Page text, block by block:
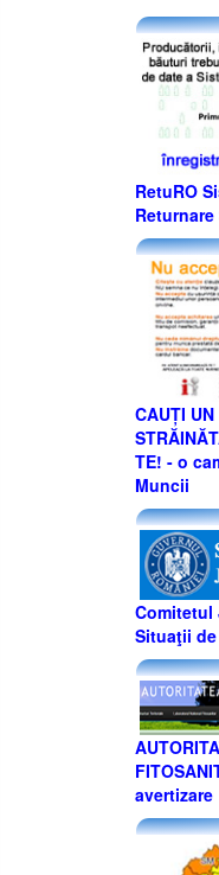
RetuRO
Returnare
CAUȚI
TE! - o
Muncii
Comitetul
Situaţii
avertizare